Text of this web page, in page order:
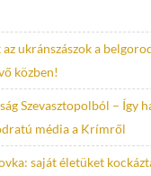
ukránszászok a
közben!
Szevasztopolból – Így
média a Krímről
saját életüket